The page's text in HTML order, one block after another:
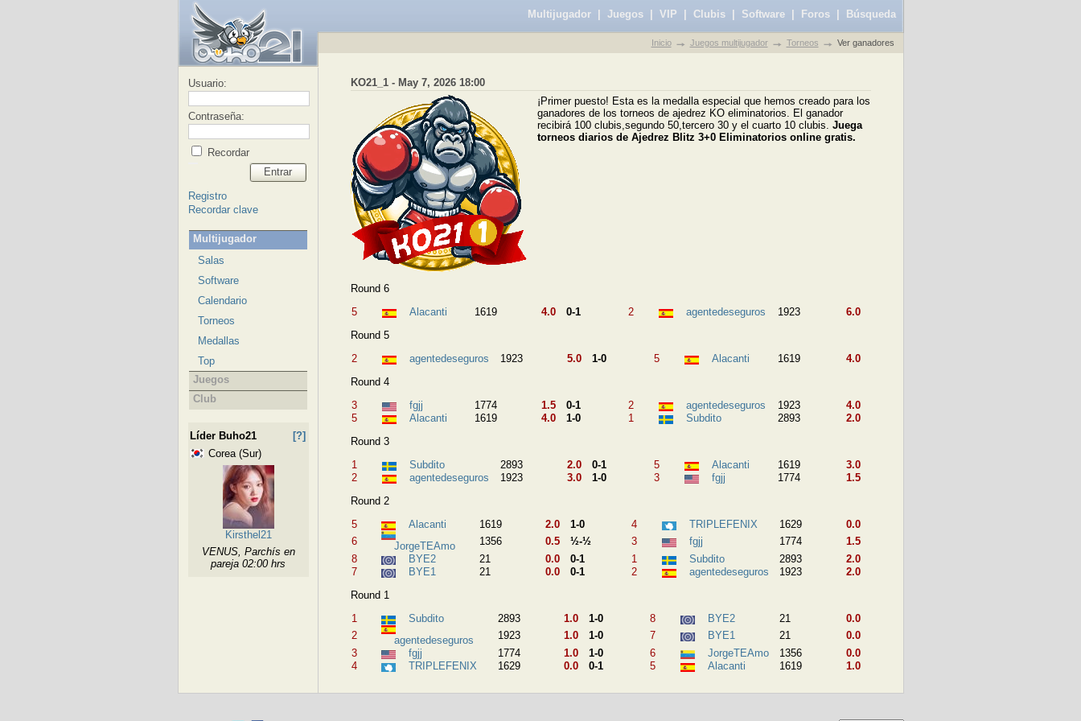
Multijugador| Juegos| VIP Clubis| Software| Foros| Búsqueda
Inicio Juegos multijugador Torneos Ver ganadores
Usuario:
Contraseña:
Recordar
Entrar
Registro
Recordar clave
Multijugador
Salas
Software
Calendario
Torneos
Medallas
Top
Juegos
Club
Líder Buho21
[?]
Corea (Sur)
Kirsthel21
VENUS, Parchís en
pareja 02:00 hrs
KO21_1 - May 7, 2026 18:00
¡Primer puesto! Esta es la medalla especial que hemos creado para los
ganadores de los torneos de ajedrez KO eliminatorios. El ganador
recibirá 100 clubis,segundo 50,tercero 30 y el cuarto 10 clubis. Juega
torneos diarios de Ajedrez Blitz 3+0 Eliminatorios online gratis.
Round 6
5
Alacanti 1619 4.0 0-1 2 agentedeseguros 1923
6.0
Round 5
2
agentedeseguros 1923 5.0 1-0 5 Alacanti 1619
4.0
Round 4
3
fgjj 1774 1.5 0-1 2 agentedeseguros 1923
4.0
5
Alacanti 1619 4.0 1-0 1 Subdito 2893
2.0
Round 3
1
Subdito 2893 2.0 0-1 5 Alacanti 1619
3.0
2
agentedeseguros 1923 3.0 1-0 3 fgjj 1774
1.5
Round 2
5
Alacanti 1619 2.0 1-0 4 TRIPLEFENIX 1629
0.0
6
JorgeTEAmo 1356 0.5 ½-½ 3 fgjj 1774
1.5
8
BYE2 21 0.0 0-1 1 Subdito 2893
2.0
7
BYE1 21 0.0 0-1 2 agentedeseguros 1923
2.0
Round 1
1
Subdito 2893 1.0 1-0 8 BYE2 21
0.0
2
agentedeseguros 1923 1.0 1-0 7 BYE1 21
0.0
3
fgjj 1774 1.0 1-0 6 JorgeTEAmo 1356
0.0
4
TRIPLEFENIX 1629 0.0 0-1 5 Alacanti 1619 1.0